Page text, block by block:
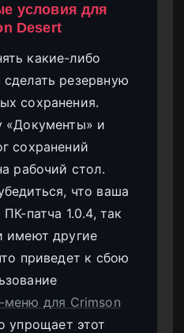
условия для
Desert
какие-либо
резервную
сохранения.
«Документы» и
сохранений
рабочий стол.
что ваша
патча 1.0.4, так
имеют другие
приведет к сбою
для Crimson
упрощает этот